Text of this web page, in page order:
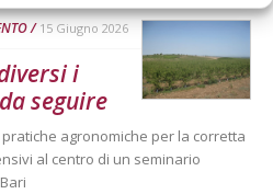
15 Giugno 2026
i
seguire
agronomiche per la corretta
al centro di un seminario